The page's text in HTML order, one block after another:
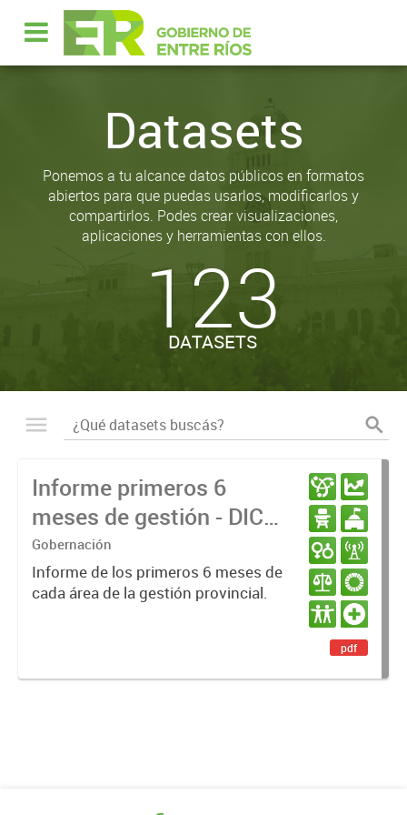
Datasets
Ponemos a tu alcance datos públicos en formatos
abiertos para que puedas usarlos, modificarlos y
compartirlos. Podes crear visualizaciones,
aplicaciones y herramientas con ellos.
123
DATASETS
Informe primeros 6
meses de gestión - DIC
23 / JUN 24
Gobernación
Informe de los primeros 6 meses de
cada área de la gestión provincial.
pdf